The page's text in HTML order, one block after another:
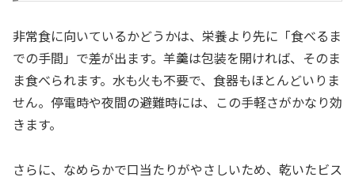
非常食に向いているかどうかは、栄養より先に「食べるま
での手間」で差が出ます。羊羹は包装を開ければ、そのま
ま食べられます。水も火も不要で、食器もほとんどいりま
せん。停電時や夜間の避難時には、この手軽さがかなり効
きます。
さらに、なめらかで口当たりがやさしいため、乾いたビス